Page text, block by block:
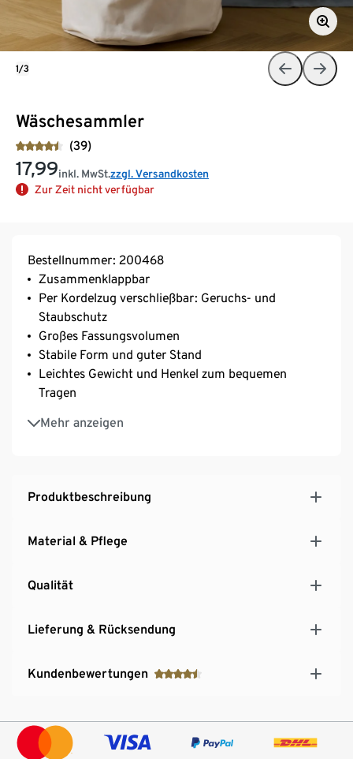
Wäschesammler
(39)
17,99inkl. MwSt.zzgl. Versandkosten
Zur Zeit nicht verfügbar
1/3
Bestellnummer: 200468
Zusammenklappbar
Per Kordelzug verschließbar: Geruchs- und
Staubschutz
Großes Fassungsvolumen
Stabile Form und guter Stand
Leichtes Gewicht und Henkel zum bequemen
Tragen
Mehr anzeigen
Griffe ermöglichen den einfachen Transport zur
Waschmaschine
Produktbeschreibung
Material & Pflege
Qualität
Lieferung & Rücksendung
Kundenbewertungen